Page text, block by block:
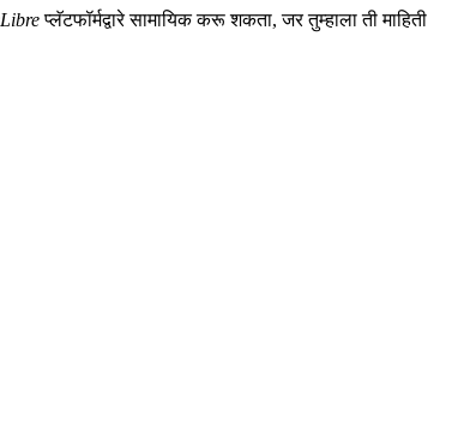
प्लॅटफॉर्मद्वारे सामायिक करू शकता, जर तुम्हाला ती माहिती